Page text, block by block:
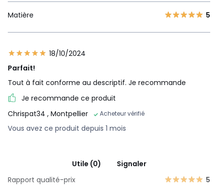
Matière 5
18/10/2024
Parfait!
Tout à fait conforme au descriptif. Je recommande
Je recommande ce produit
Chrispat34 , Montpellier Acheteur vérifié
Vous avez ce produit depuis 1 mois
Utile (0)
Signaler
Rapport qualité-prix
5